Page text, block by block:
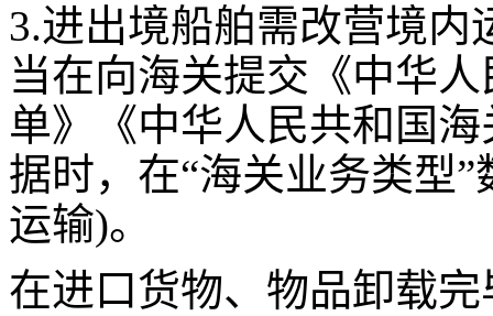
3.进出境船舶需改营境内
当在向海关提交《中华
单》《中华人民共和国
据时，在“海关业务类型
运输)。
在进口货物、物品卸载